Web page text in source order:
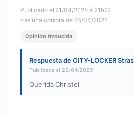
Publicado el 21/04/2025 à 21h22
tras una compra de 05/04/2025
Opinión traducida
Respuesta de CITY-LOCKER
Publicada el 23/04/2025
Querida Christel,